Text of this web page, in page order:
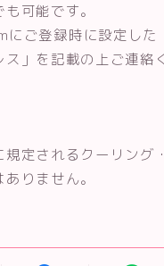
可能です。
にご登録時に設定した
ス」を記載の上ご連絡
規定されるクーリング
りません。